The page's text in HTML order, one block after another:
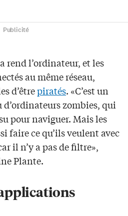
Publicité
rend l’ordinateur, et les
au même réseau,
d’êtrepiratés. «C’est un
d’ordinateurs zombies, qui
pour naviguer. Mais les
faire ce qu’ils veulent avec
il n’y a pas de filtre»,
Plante.